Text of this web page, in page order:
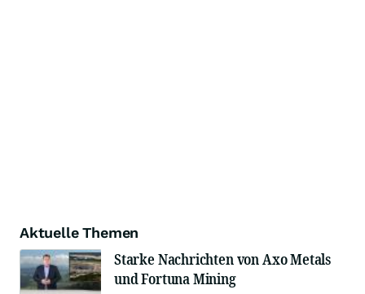
Aktuelle Themen
Starke Nachrichten von Axo Metals
und Fortuna Mining